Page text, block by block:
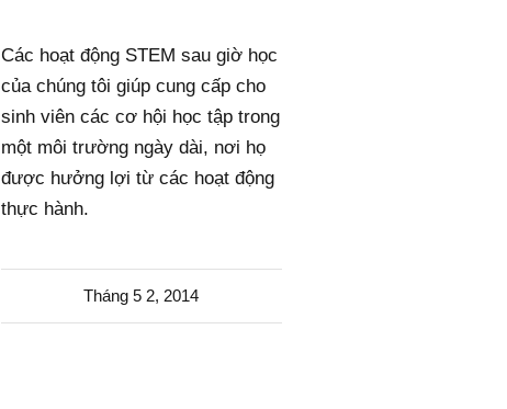
Các hoạt động STEM sau giờ học
của chúng tôi giúp cung cấp cho
sinh viên các cơ hội học tập trong
một môi trường ngày dài, nơi họ
được hưởng lợi từ các hoạt động
thực hành.
Tháng 5 2, 2014